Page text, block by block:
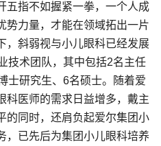
五指不如握紧一拳，一个人成
势力量，才能在领域拓出一片
，斜弱视与小儿眼科已经发展
技术团队，其中包括2名主任
士研究生、6名硕士。随着爱
科医师的需求日益增多，戴主
的同时，还肩负起爱尔集团小
，已先后为集团小儿眼科培养